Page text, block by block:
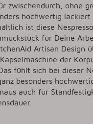
zwischendurch, ohne
hochwertig
ist diese
für Deine
Artisan Design
der
fühlt sich bei dieser
besonders
auch für